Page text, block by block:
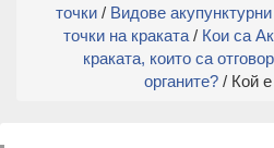
точки/ Видове акупунктурни
точки на краката/ Кои са
краката, които са
органите?/ Кой е